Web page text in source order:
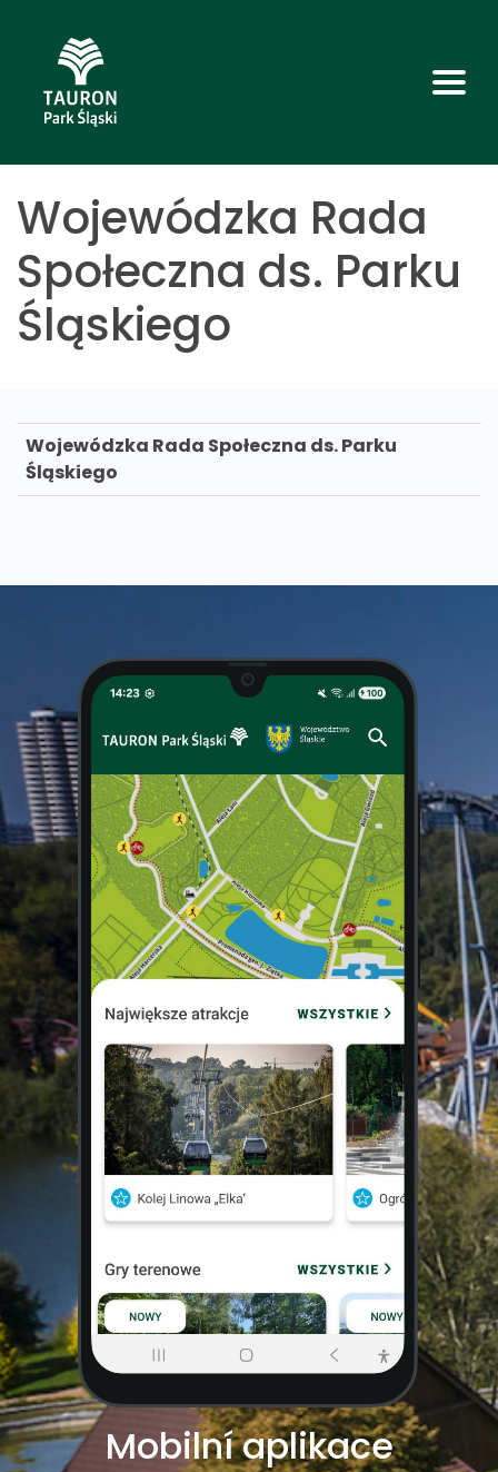
Wojewódzka Rada
Społeczna ds. Parku
Śląskiego
Wojewódzka Rada Społeczna ds. Parku
Śląskiego
Mobilní aplikace